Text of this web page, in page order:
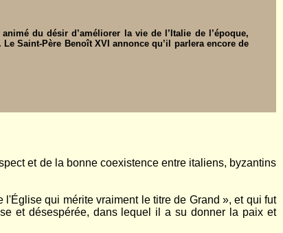
du désir d’améliorer la vie de l’Italie de l’époque,
Saint-Père Benoît XVI annonce qu’il parlera encore de
et de la bonne coexistence entre italiens, byzantins
qui mérite vraiment le titre de Grand », et qui fut
et désespérée, dans lequel il a su donner la paix et